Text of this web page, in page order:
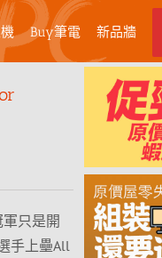
Buy筆電 新品牆
只是開
手上壘All